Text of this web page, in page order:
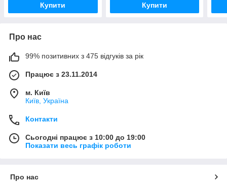
Купити Купити
Про нас
99% позитивних з 475 відгуків за рік
Працює з 23.11.2014
м. Київ
Київ, Україна
Контакти
Сьогодні працює з 10:00 до 19:00
Показати весь графік роботи
Про нас